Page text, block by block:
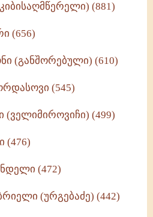
(881)
(656)
(განშორებული) (610)
(545)
(ველიმიროვიჩი) (499)
(476)
(472)
(ურგებაძე) (442)